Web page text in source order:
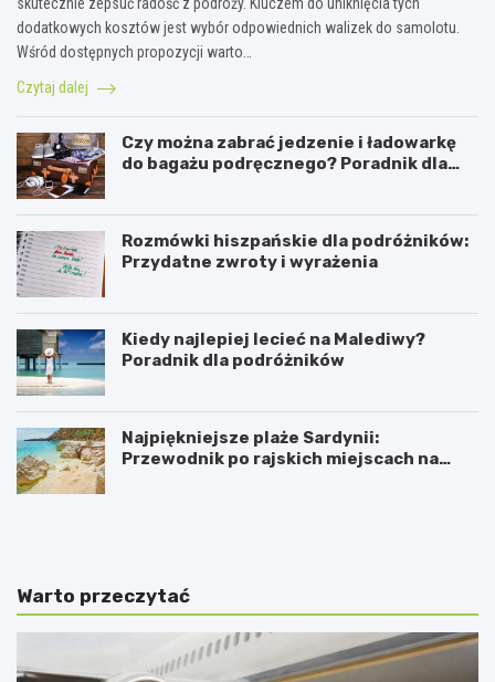
skutecznie zepsuć radość z podróży. Kluczem do uniknięcia tych
dodatkowych kosztów jest wybór odpowiednich walizek do samolotu.
Wśród dostępnych propozycji warto…
Czytaj dalej
Czy można zabrać jedzenie i ładowarkę
do bagażu podręcznego? Poradnik dla
Rozmówki hiszpańskie dla podróżników:
Przydatne zwroty i wyrażenia
Kiedy najlepiej lecieć na Malediwy?
Poradnik dla podróżników
Najpiękniejsze plaże Sardynii:
Przewodnik po rajskich miejscach na
K
n
a
j
P
y
c
z
Warto przeczytać